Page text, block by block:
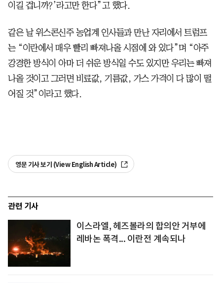
이길 겁니까?’라고만 한다”고 했다.
같은 날 위스콘신주 농업계 인사들과 만난 자리에서 트럼프
는 “이란에서 매우 빨리 빠져나올 시점에 와 있다”며 “아주
강경한 방식이 아마 더 쉬운 방식일 수도 있지만 우리는 빠져
나올 것이고 그러면 비료값, 기름값, 가스 가격이 다 많이 떨
어질 것”이라고 했다.
영문 기사 보기 (View English Article)
관련 기사
이스라엘, 헤즈볼라의 합의안 거부에
레바논 폭격... 이란전 계속되나